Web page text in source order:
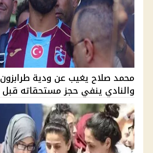
محمد صلاح يغيب عن ودية
والنادي ينفي حجز مستحقاته قبل